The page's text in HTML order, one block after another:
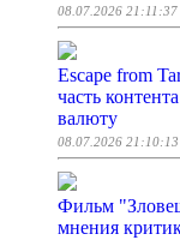
08.07.2026 21:11:37
Escape from
часть
валюту
08.07.2026 21:10:13
Фильм
мнения